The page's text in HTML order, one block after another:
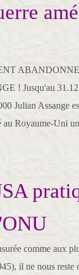
! Jusqu'au
Julian Assange
au Royaume-Uni
comme aux
il ne nous reste